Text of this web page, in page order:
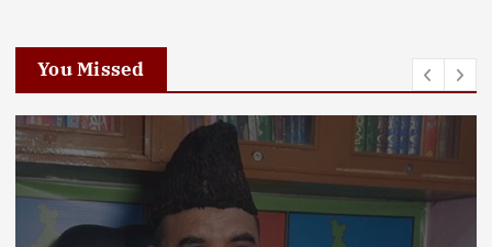
You Missed